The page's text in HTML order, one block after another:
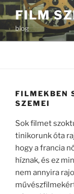
Tartalomhoz
FILM
blog
FILMEKBEN
SZEMEI
Sok filmet
tinikorunk óta
hogy a francia
híznak, és ez
nem annyira